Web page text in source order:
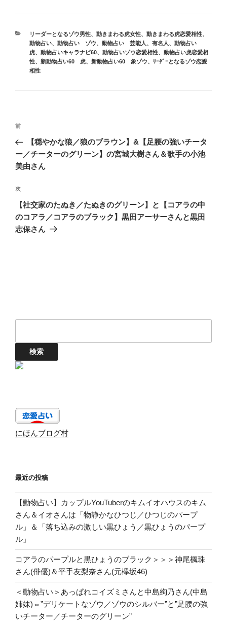
カ
テ
ゴ
リ
ー
リーダーとなるゾウ男性、 動きまわる虎女性、 動きまわる虎恋愛相性、
動物占い、 動物占い ゾウ、 動物占い 芸能人、有名人 、 動物占い
虎、 動物占いキャラナビ60、 動物占いゾウ恋愛相性、 動物占い虎恋愛相
性、 新動物占い60 虎、 新動物占い60 象ゾウ、
ﾘｰﾀﾞｰとなるゾウ恋愛
相性
投
ナ
ビ
ー
シ
ョ
ン
前
の
稿
前
【穏やかな狼／狼のブラウン】&【足腰の強いチータ
ー／チーターのグリーン】の宮城大樹さん＆歌手の小池
美由さん
次
の
投
稿
次
【社交家のたぬき／たぬきのグリーン】と【コアラの中
のコアラ／コアラのブラック】黒田アーサーさんと黒田
志保さん
にほんブログ村
最近の投稿
【動物占い】カップルYouTuberのキムイオハウスのキム
さん＆イオさんは「物静かなひつじ／ひつじのパープ
ル」＆「落ち込みの激しい黒ひょう／黒ひょうのパープ
ル」
コアラのパープルと黒ひょうのブラック＞＞＞神尾楓珠
さん(俳優)＆平手友梨奈さん(元欅坂46)
＜動物占い＞あっぱれコイズミさんと中島絢乃さん(中島
姉妹)⇔”デリケートなゾウ／ゾウのシルバー”と”足腰の強
いチーター／チーターのグリーン”